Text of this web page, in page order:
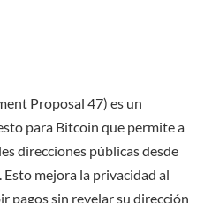
Proposal 47) es un
para Bitcoin que permite a
direcciones públicas desde
mejora la privacidad al
pagos sin revelar su dirección